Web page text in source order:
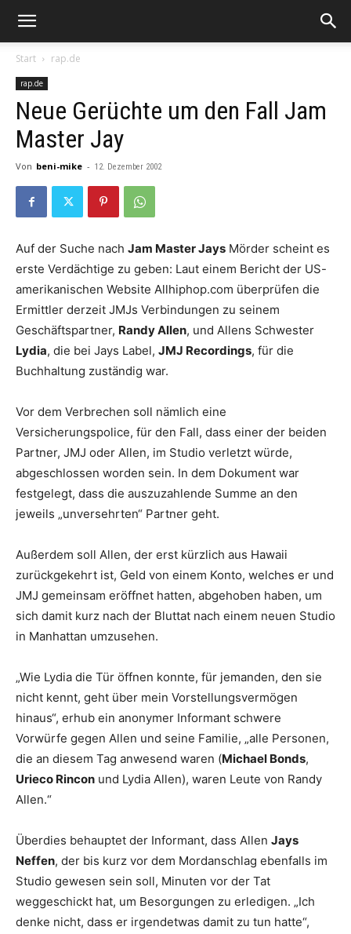
Start rap.de
rap.de
Neue Gerüchte um den Fall Jam
Master Jay
Von beni-mike - 12. Dezember 2002
Auf der Suche nach Jam Master Jays Mörder scheint es
erste Verdächtige zu geben: Laut einem Bericht der US-
amerikanischen Website Allhiphop.com überprüfen die
Ermittler derzeit JMJs Verbindungen zu seinem
Geschäftspartner, Randy Allen, und Allens Schwester
Lydia, die bei Jays Label, JMJ Recordings, für die
Buchhaltung zuständig war.
Vor dem Verbrechen soll nämlich eine
Versicherungspolice, für den Fall, dass einer der beiden
Partner, JMJ oder Allen, im Studio verletzt würde,
abgeschlossen worden sein. In dem Dokument war
festgelegt, dass die auszuzahlende Summe an den
jeweils „unversehrten“ Partner geht.
Außerdem soll Allen, der erst kürzlich aus Hawaii
zurückgekehrt ist, Geld von einem Konto, welches er und
JMJ gemeinsam eröffnet hatten, abgehoben haben, um
sich damit kurz nach der Bluttat nach einem neuen Studio
in Manhattan umzusehen.
„Wie Lydia die Tür öffnen konnte, für jemanden, den sie
nicht kennt, geht über mein Vorstellungsvermögen
hinaus“, erhub ein anonymer Informant schwere
Vorwürfe gegen Allen und seine Familie, „alle Personen,
die an diesem Tag anwesend waren (Michael Bonds,
Urieco Rincon und Lydia Allen), waren Leute von Randy
Allen.“
Überdies behauptet der Informant, dass Allen Jays
Neffen, der bis kurz vor dem Mordanschlag ebenfalls im
Studio gewesen sein soll, Minuten vor der Tat
weggeschickt hat, um Besorgungen zu erledigen. „Ich
denke nicht, dass er irgendetwas damit zu tun hatte“,